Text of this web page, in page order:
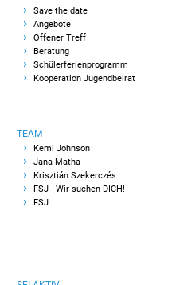
Save the date
Angebote
Offener Treff
Beratung
Schülerferienprogramm
Kooperation Jugendbeirat
TEAM
Kemi Johnson
Jana Matha
Krisztián Szekerczés
FSJ - Wir suchen DICH!
FSJ